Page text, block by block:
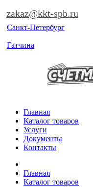
zakaz@kkt-spb.ru
Санкт-Петербург
Гатчина
Главная
Каталог товаров
Услуги
Документы
Контакты
Главная
Каталог товаров